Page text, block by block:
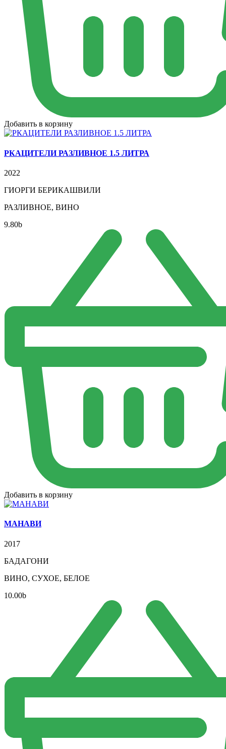
Добавить в корзину
РКАЦИТЕЛИ РАЗЛИВНОЕ 1.5 ЛИТРА
2022
ГИОРГИ БЕРИКАШВИЛИ
РАЗЛИВНОЕ, ВИНО
9.80b
Добавить в корзину
МАНАВИ
2017
БАДАГОНИ
ВИНО, СУХОЕ, БЕЛОЕ
10.00b